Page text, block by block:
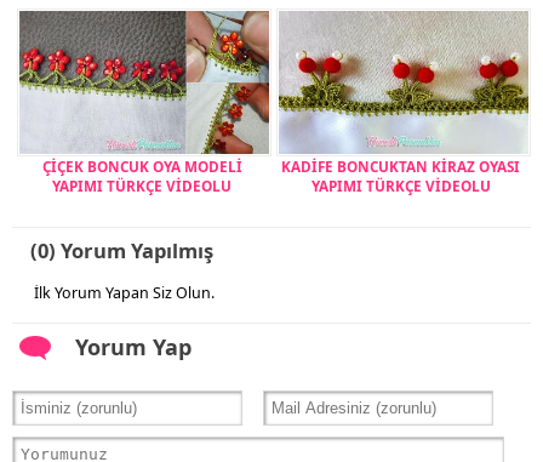
ÇİÇEK BONCUK OYA MODELİ
YAPIMI TÜRKÇE VİDEOLU
KADİFE BONCUKTAN KİRAZ OYASI
YAPIMI TÜRKÇE VİDEOLU
(0) Yorum Yapılmış
İlk Yorum Yapan Siz Olun.
Yorum Yap